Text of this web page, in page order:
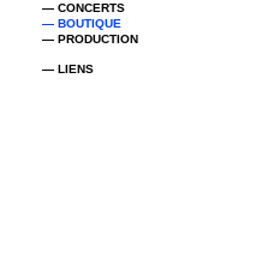
— CONCERTS
— BOUTIQUE
— PRODUCTION
— LIENS